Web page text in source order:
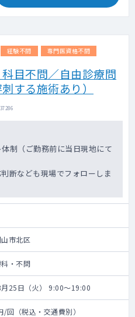
経験不問 専門医資格不問
目不問／自由診療問
する施術あり）
制（ご勤務前に当日現地にて
断なども現場でフォローしま
市北区
・不問
25日（火） 9:00～19:00
回（税込・交通費別）